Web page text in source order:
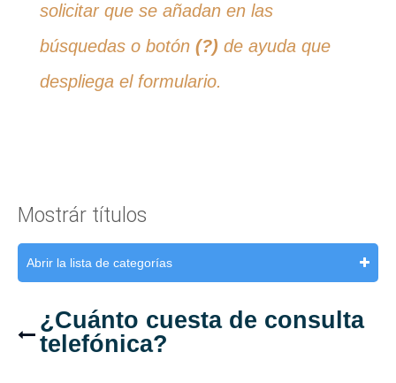
solicitar que se añadan en las
búsquedas o botón (?) de ayuda que
despliega el formulario.
Mostrár títulos
Abrir la lista de categorías
¿Cuánto cuesta de consulta
telefónica?